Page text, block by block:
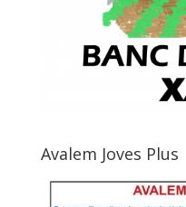
Avalem Joves Plus